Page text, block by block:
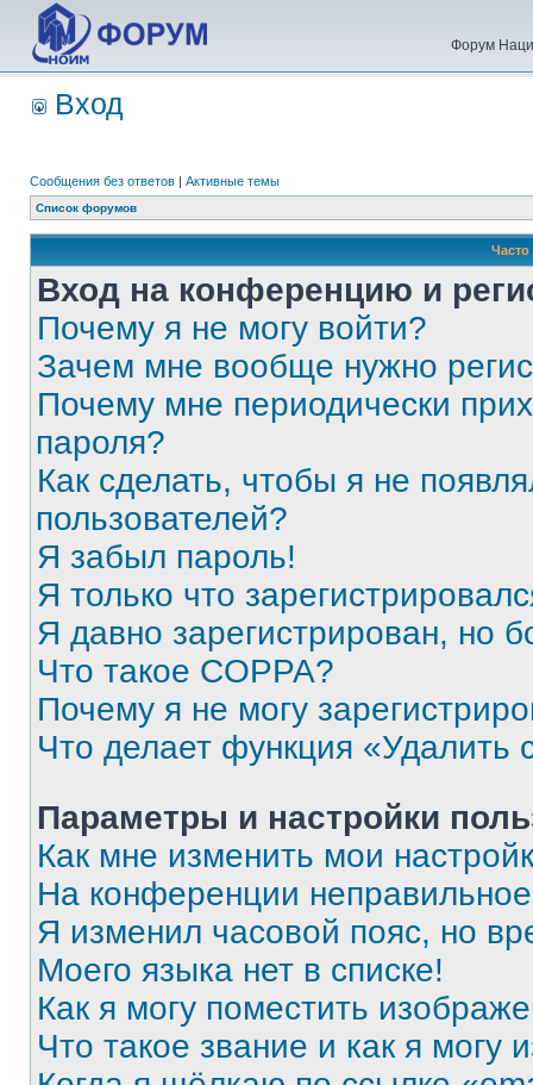
Форум
Вход
Сообщения без ответов | Активные темы
Список форумов
Вход на конференцию и
Почему я не могу войти?
Зачем мне вообще нужно
Почему мне периодически
пароля?
Как сделать, чтобы я не
пользователей?
Я забыл пароль!
Я только что
Я давно зарегистрирован, но
Что такое COPPA?
Почему я не могу
Что делает функция «Удалить
Параметры и настройки
Как мне изменить мои
На конференции
Я изменил часовой пояс, но
Моего языка нет в списке!
Как я могу поместить
Что такое звание и как я могу